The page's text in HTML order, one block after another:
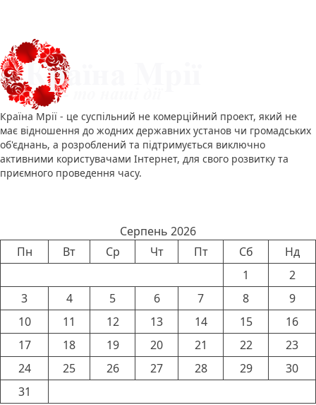
Країна Мрії - це суспільний не комерційний проект, який не
має відношення до жодних державних установ чи громадських
об'єднань, а розроблений та підтримується виключно
активними користувачами Інтернет, для свого розвитку та
приємного проведення часу.
Серпень 2026
Пн
Вт Ср Чт Пт Сб
Нд
1
2
3
4 5 6 7 8
9
10
11 12 13 14 15
16
17
18 19 20 21 22
23
24
25 26 27 28 29
30
31